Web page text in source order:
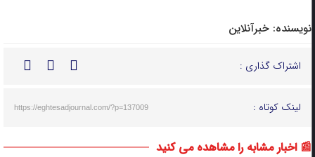
نویسنده: خبرآنلاین
اشتراک گذاری :
لینک کوتاه : https://eghtesadjournal.com/?p=137009
📰 اخبار مشابه را مشاهده می کنید